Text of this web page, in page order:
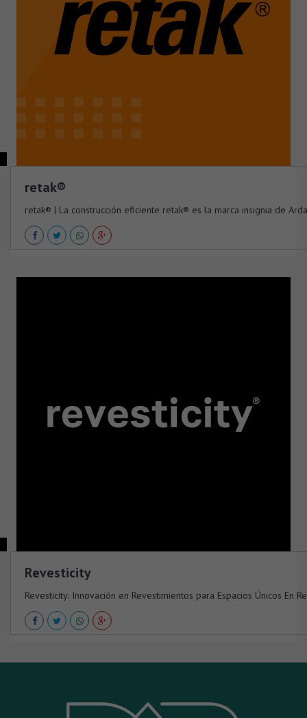
retak®
retak® | La construcción eficiente retak® es la marca insignia de
Revesticity
Revesticity: Innovación en Revestimientos para Espacios Únicos En